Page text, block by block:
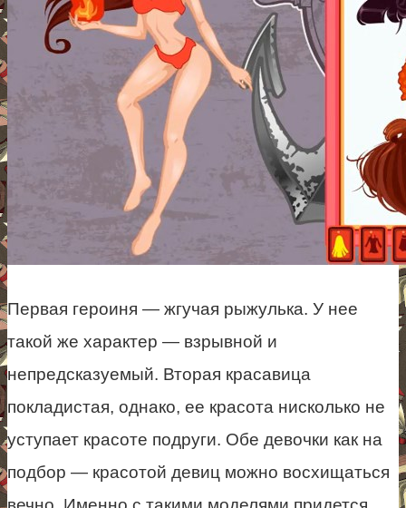
Первая героиня — жгучая рыжулька. У нее
такой же характер — взрывной и
непредсказуемый. Вторая красавица
покладистая, однако, ее красота нисколько не
уступает красоте подруги. Обе девочки как на
подбор — красотой девиц можно восхищаться